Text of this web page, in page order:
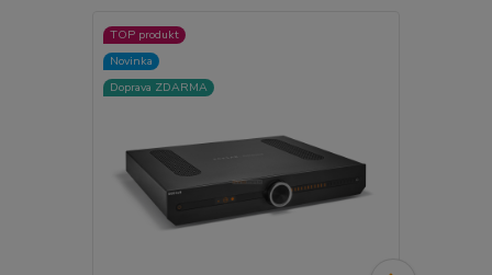
TOP produkt
Novinka
Doprava ZDARMA